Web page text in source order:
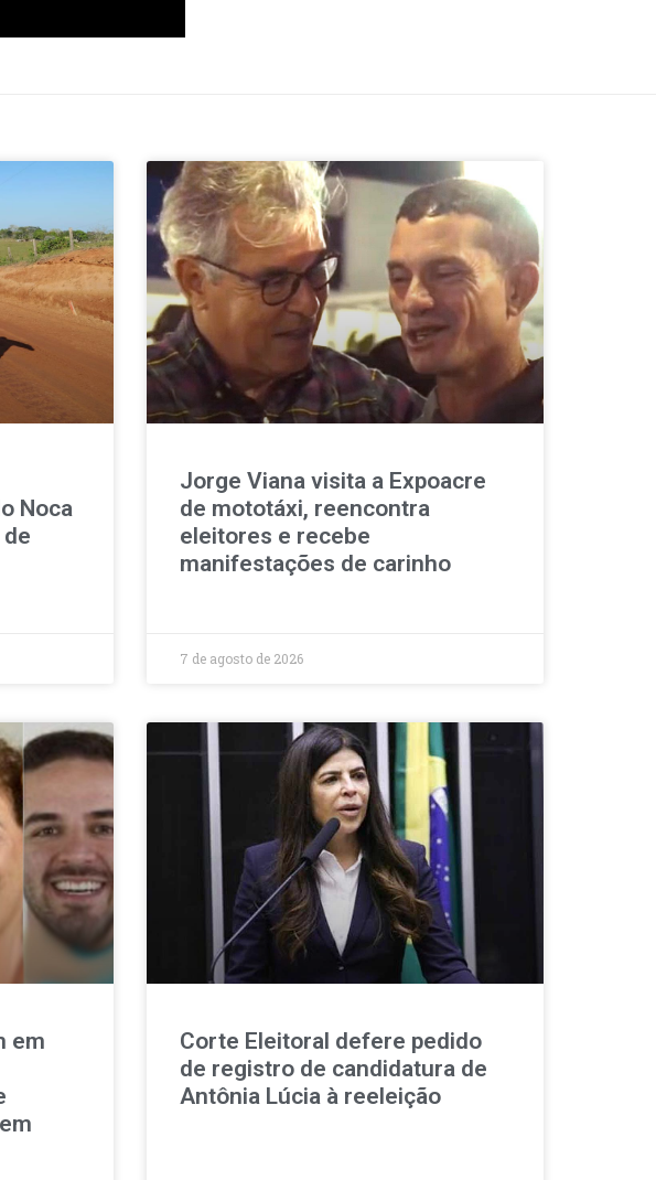
Noca
Jorge Viana visita a Expoacre
de mototáxi, reencontra
eleitores e recebe
manifestações de carinho
7 de agosto de 2026
em
Corte Eleitoral defere pedido
de registro de candidatura de
Antônia Lúcia à reeleição